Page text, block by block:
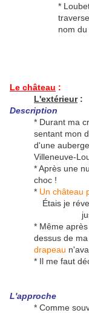
*
nom
Le château :
L'extérieur:
Description
* Durant ma
sentant mon
d'une
Villeneuve-
* Après une
choc !
* Un château
Étais je
* Même
dessus de
drapeau
* Il me faut
L'approche
* Comme